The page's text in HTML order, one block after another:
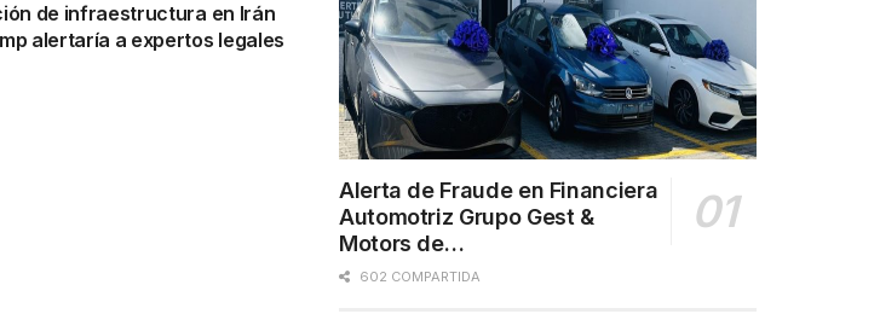
de infraestructura en Irán
alertaría a expertos legales
Alerta de Fraude en Financiera
Automotriz Grupo Gest &
Motors de…
602 COMPARTIDA